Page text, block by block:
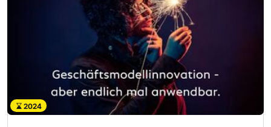
2024